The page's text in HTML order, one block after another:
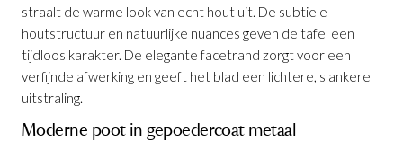
straalt de warme look van echt hout uit. De subtiele
houtstructuur en natuurlijke nuances geven de tafel een
tijdloos karakter. De elegante facetrand zorgt voor een
verfijnde afwerking en geeft het blad een lichtere, slankere
uitstraling.
Moderne poot in gepoedercoat metaal